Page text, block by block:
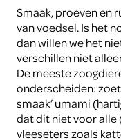
Smaak, proeven en
van voedsel. Is het
dan willen we het
verschillen niet
De meeste
onderscheiden:
smaak’ umami
dat dit niet voor alle
vleeseters zoals